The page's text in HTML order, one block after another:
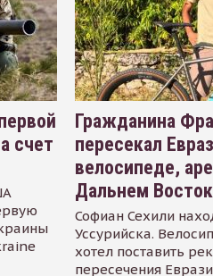
счет
Гражданина
пересекал
велосипеде,
Дальнем
Софиан Сехили
Уссурийска.
хотел поставить
пересечения